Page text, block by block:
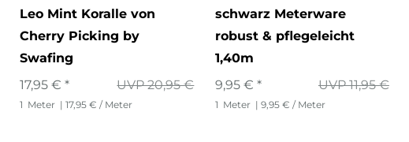
Leo Mint Koralle von
Cherry Picking by
Swafing
UVP 20,95 €
17,95 € *
1 Meter | 17,95 € / Meter
schwarz Meterware
robust & pflegeleicht
1,40m
UVP 11,95 €
9,95 € *
1 Meter | 9,95 € / Meter